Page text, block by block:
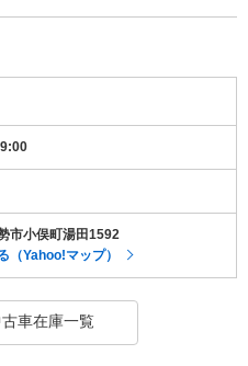
市小俣町湯田1592
（Yahoo!マップ）
車在庫一覧